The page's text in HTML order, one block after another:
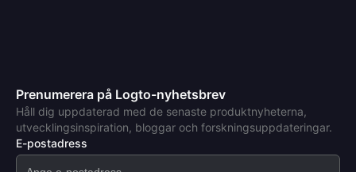
Prenumerera på Logto-nyhetsbrev
Håll dig uppdaterad med de senaste produktnyheterna,
utvecklingsinspiration, bloggar och forskningsuppdateringar.
E-postadress